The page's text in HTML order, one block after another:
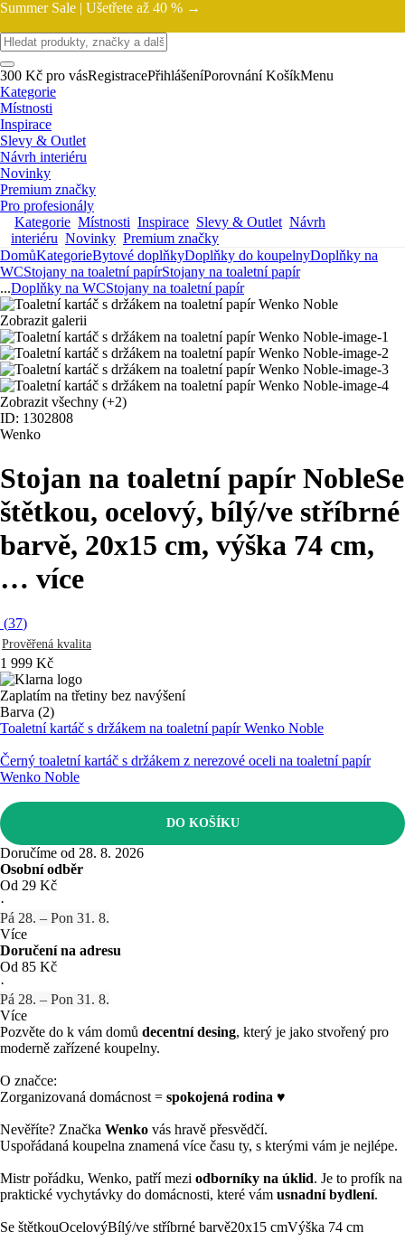
Summer Sale | Ušetřete až 40 % →
300 Kč pro vásRegistracePřihlášeníPorovnání KošíkMenu
Kategorie
Místnosti
Inspirace
Slevy & Outlet
Návrh interiéru
Novinky
Premium značky
Pro profesionály
Kategorie Místnosti Inspirace Slevy & Outlet Návrh
interiéru Novinky Premium značky
DomůKategorieBytové doplňkyDoplňky do koupelnyDoplňky na
WCStojany na toaletní papírStojany na toaletní papír
...Doplňky na WCStojany na toaletní papír
Zobrazit galerii
Zobrazit všechny (+2)
ID: 1302808
Wenko
Stojan na toaletní papír NobleSe
štětkou, ocelový, bílý/ve stříbrné
barvě, 20x15 cm, výška 74 cm,
… více
(37)
Prověřená kvalita
1 999 Kč
Zaplatím na třetiny bez navýšení
Barva (2)
Toaletní kartáč s držákem na toaletní papír Wenko Noble
Černý toaletní kartáč s držákem z nerezové oceli na toaletní papír
Wenko Noble
DO KOŠÍKU
Doručíme od 28. 8. 2026
Osobní odběr
Od 29 Kč
·
Pá 28. – Pon 31. 8.
Více
Doručení na adresu
Od 85 Kč
·
Pá 28. – Pon 31. 8.
Více
Pozvěte do k vám domů decentní desing, který je jako stvořený pro
moderně zařízené koupelny.
O značce:
Zorganizovaná domácnost = spokojená rodina ♥
Nevěříte? Značka Wenko vás hravě přesvědčí.
Uspořádaná koupelna znamená více času ty, s kterými vám je nejlépe.
Mistr pořádku, Wenko, patří mezi odborníky na úklid. Je to profík na
praktické vychytávky do domácnosti, které vám usnadní bydlení.
Se štětkouOcelovýBílý/ve stříbrné barvě20x15 cmVýška 74 cm